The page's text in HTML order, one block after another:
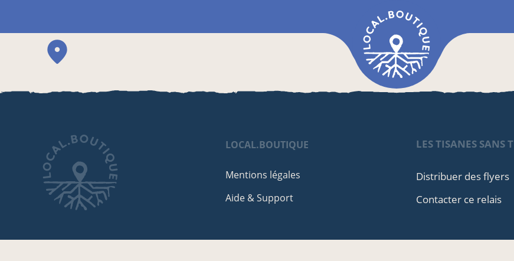
LOCAL.BOUTIQUE
Mentions légales
Aide & Support
LES TISANES SANS T
Distribuer des flyers
Contacter ce relais